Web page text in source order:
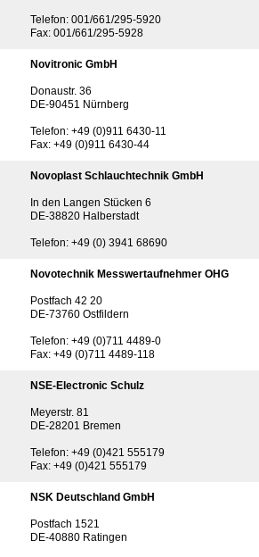
Telefon: 001/661/295-5920
Fax: 001/661/295-5928
Novitronic GmbH
Donaustr. 36
DE-90451 Nürnberg
Telefon: +49 (0)911 6430-11
Fax: +49 (0)911 6430-44
Novoplast Schlauchtechnik GmbH
In den Langen Stücken 6
DE-38820 Halberstadt
Telefon: +49 (0) 3941 68690
Novotechnik Messwertaufnehmer OHG
Postfach 42 20
DE-73760 Ostfildern
Telefon: +49 (0)711 4489-0
Fax: +49 (0)711 4489-118
NSE-Electronic Schulz
Meyerstr. 81
DE-28201 Bremen
Telefon: +49 (0)421 555179
Fax: +49 (0)421 555179
NSK Deutschland GmbH
Postfach 1521
DE-40880 Ratingen